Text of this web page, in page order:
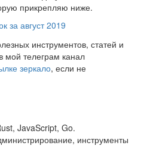
прикрепляю ниже.
за август 2019
инструментов, статей и
мой телеграм канал
зеркало, если не
JavaScript, Go.
инструменты